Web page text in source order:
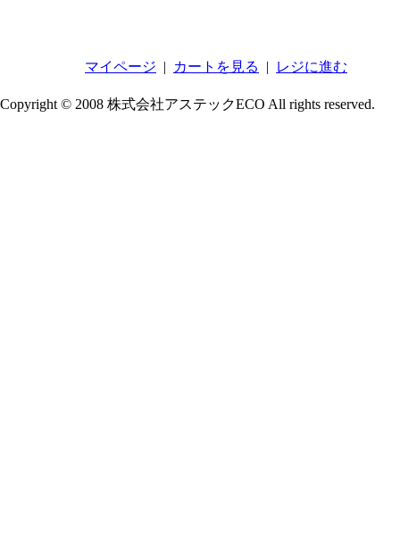
マイページ | カートを見る | レジに進む
Copyright © 2008 株式会社アステックECO All rights reserved.